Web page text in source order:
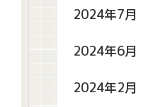
2024年7月
2024年6月
2024年2月